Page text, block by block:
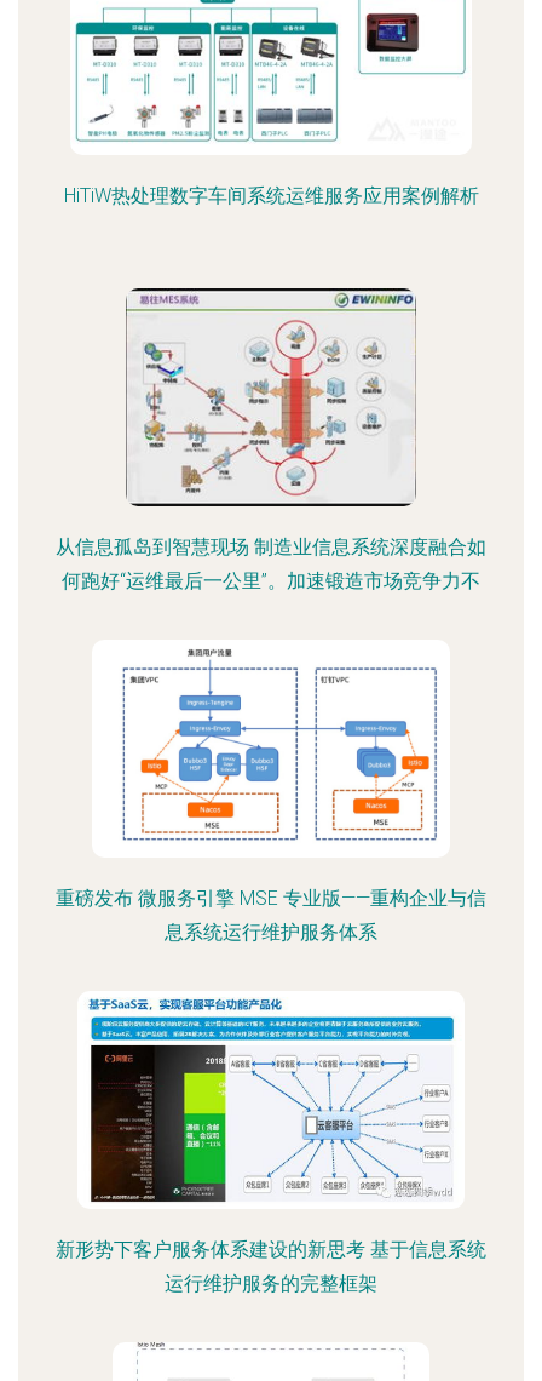
HiTiW热处理数字车间系统运维服务应用案例解析
从信息孤岛到智慧现场 制造业信息系统深度融合如
何跑好“运维最后一公里”。加速锻造市场竞争力不
重磅发布 微服务引擎 MSE 专业版——重构企业与信
息系统运行维护服务体系
新形势下客户服务体系建设的新思考 基于信息系统
运行维护服务的完整框架